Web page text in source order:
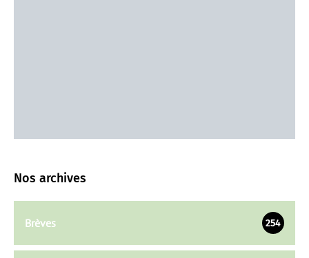
Nos archives
Brèves 254